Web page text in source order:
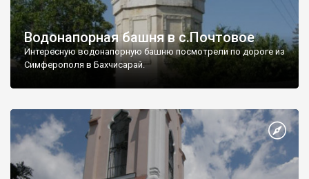
Водонапорная башня в с.Почтовое
Интересную водонапорную башню посмотрели по дороге из
Симферополя в Бахчисарай.